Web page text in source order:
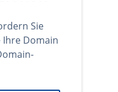
Sie
Ihre Domain